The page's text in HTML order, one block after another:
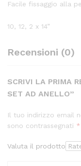
Facile fissaggio alla
10, 12, 2 x 14”
Recensioni (0)
SCRIVI LA PRIMA
SET AD ANELLO”
Il tuo indirizzo email
sono contrassegnati *
Valuta il prodotto